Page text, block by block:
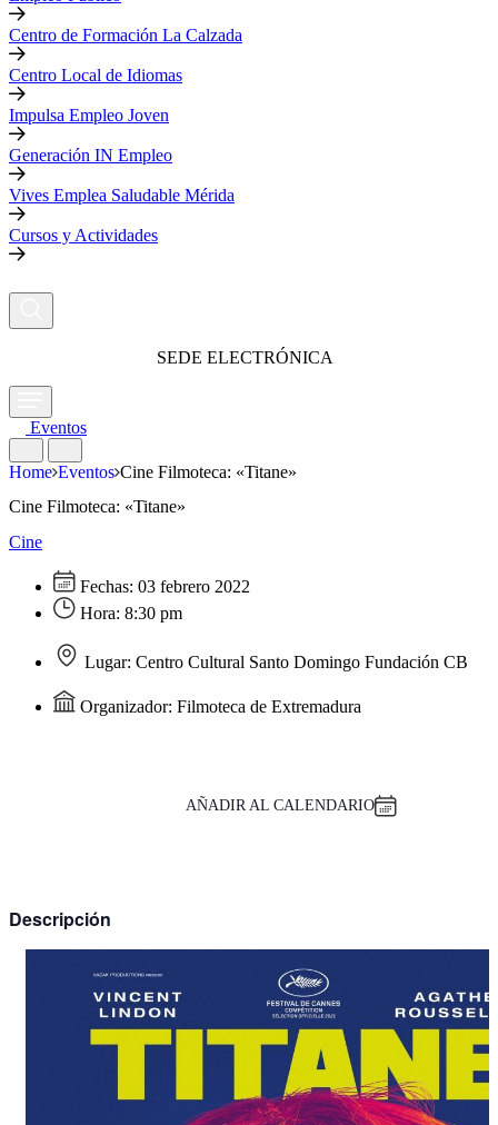
Centro de Formación La Calzada
Centro Local de Idiomas
Impulsa Empleo Joven
Generación IN Empleo
Vives Emplea Saludable Mérida
Cursos y Actividades
SEDE ELECTRÓNICA
Eventos
Home Eventos Cine Filmoteca: «Titane»
Cine Filmoteca: «Titane»
Cine
Fechas: 03 febrero 2022
Hora: 8:30 pm
Lugar: Centro Cultural Santo Domingo Fundación CB
Organizador: Filmoteca de Extremadura
AÑADIR AL CALENDARIO
Descripción